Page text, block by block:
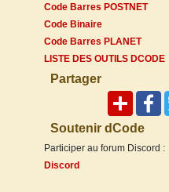
Code Barres POSTNET
Code Binaire
Code Barres PLANET
LISTE DES OUTILS DCODE
Partager
Soutenir dCode
Participer au forum Discord :
Discord